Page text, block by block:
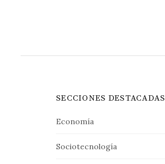
SECCIONES DESTACADAS
Economía
Sociotecnología